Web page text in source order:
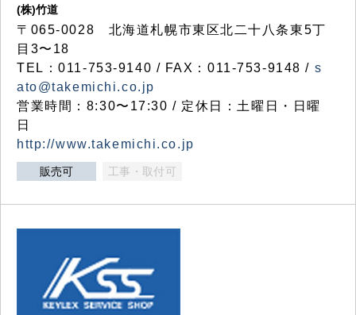
(株)竹道
〒065-0028 北海道札幌市東区北二十八条東5丁
目3〜18
TEL：011-753-9140 / FAX：011-753-9148 / s
ato@takemichi.co.jp
営業時間：8:30〜17:30 / 定休日：土曜日・日曜
日
http://www.takemichi.co.jp
販売可 工事・取付可